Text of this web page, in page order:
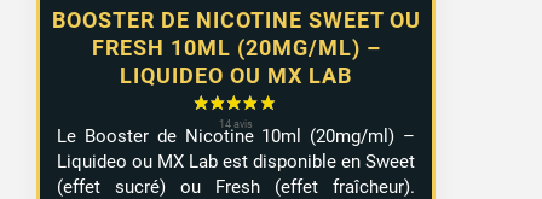
BOOSTER DE NICOTINE SWEET OU
FRESH 10ML (20MG/ML) –
LIQUIDEO OU MX LAB
Le Booster de Nicotine 10ml (20mg/ml) –
Liquideo ou MX Lab est disponible en Sweet
(effet sucré) ou Fresh (effet fraîcheur).